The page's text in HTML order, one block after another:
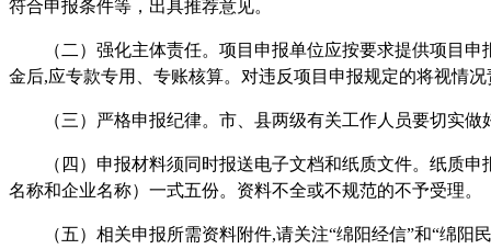
符合申报条件等，出具推荐意见。
（二）强化主体责任。项目申报单位应按要求提供项目申
金后,应专款专用、专账核算。对违反项目申报规定的将视情
（三）严格申报纪律。市、县两级有关工作人员要切实做
（四）申报材料须同时报送电子文档和纸质文件。纸质申
名称和企业名称）一式五份。资料不全或不规范的不予受理。
（五）相关申报所需资料附件,请关注“绵阳经信”和“绵阳